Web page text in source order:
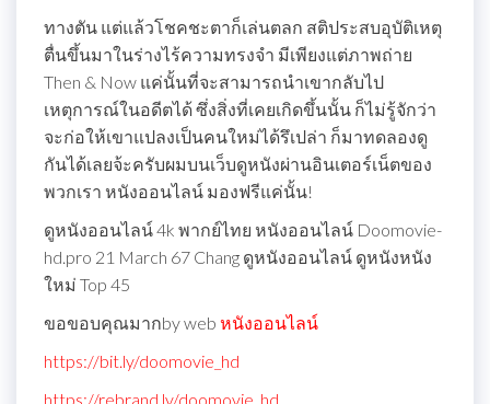
ทางตัน แต่แล้วโชคชะตาก็เล่นตลก สติประสบอุบัติเหตุ
ตื่นขึ้นมาในร่างไร้ความทรงจำ มีเพียงแต่ภาพถ่าย
Then & Now แค่นั้นที่จะสามารถนำเขากลับไป
เหตุการณ์ในอดีตได้ ซึ่งสิ่งที่เคยเกิดขึ้นนั้น ก็ไม่รู้จักว่า
จะก่อให้เขาแปลงเป็นคนใหม่ได้รึเปล่า ก็มาทดลองดู
กันได้เลยจ้ะครับผมบนเว็บดูหนังผ่านอินเตอร์เน็ตของ
พวกเรา หนังออนไลน์ มองฟรีแค่นั้น!
ดูหนังออนไลน์ 4k พากย์ไทย หนังออนไลน์ Doomovie-
hd.pro 21 March 67 Chang ดูหนังออนไลน์ ดูหนังหนัง
ใหม่ Top 45
ขอขอบคุณมากby web หนังออนไลน์
https://bit.ly/doomovie_hd
https://rebrand.ly/doomovie_hd